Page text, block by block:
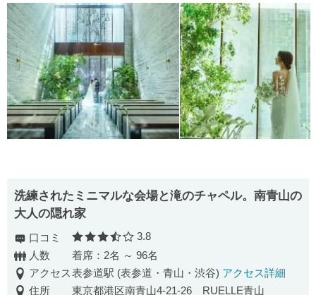
洗練されたミニマルな会場と滝のチャペル。南青山の
大人の隠れ家
口コミ 口コミ評価
3.8
人数
着席：2名 ～ 96名
アクセス表参道駅 (表参道・青山・渋谷) アクセス詳細
住所
東京都港区南青山4-21-26 RUELLE青山